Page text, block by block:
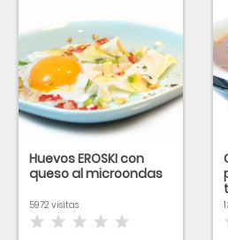
Huevos EROSKI con
queso al microondas
5972 visitas